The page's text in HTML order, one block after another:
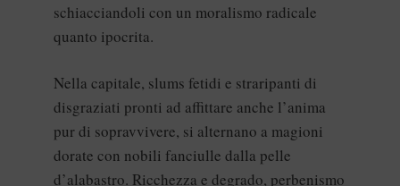
schiacciandoli con un moralismo radicale
quanto ipocrita.
Nella capitale, slums fetidi e straripanti di
disgraziati pronti ad affittare anche l’anima
pur di sopravvivere, si alternano a magioni
dorate con nobili fanciulle dalla pelle
d’alabastro. Ricchezza e degrado, perbenismo